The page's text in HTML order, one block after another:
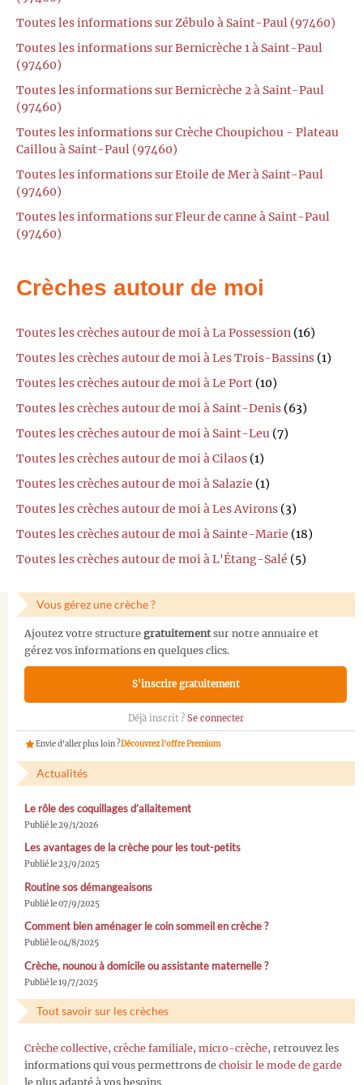
Toutes les informations sur Zébulo à Saint-Paul (97460)
Toutes les informations sur Bernicrèche 1 à Saint-Paul
(97460)
Toutes les informations sur Bernicrèche 2 à Saint-Paul
(97460)
Toutes les informations sur Crèche Choupichou - Plateau
Caillou à Saint-Paul (97460)
Toutes les informations sur Etoile de Mer à Saint-Paul
(97460)
Toutes les informations sur Fleur de canne à Saint-Paul
(97460)
Crèches autour de moi
Toutes les crèches autour de moi à La Possession (16)
Toutes les crèches autour de moi à Les Trois-Bassins (1)
Toutes les crèches autour de moi à Le Port (10)
Toutes les crèches autour de moi à Saint-Denis (63)
Toutes les crèches autour de moi à Saint-Leu (7)
Toutes les crèches autour de moi à Cilaos (1)
Toutes les crèches autour de moi à Salazie (1)
Toutes les crèches autour de moi à Les Avirons (3)
Toutes les crèches autour de moi à Sainte-Marie (18)
Toutes les crèches autour de moi à L'Étang-Salé (5)
Vous gérez une crèche ?
Ajoutez votre structure gratuitementsur notre annuaire et
gérez vos informations en quelques clics.
S'inscrire gratuitement
Déjà inscrit ? Se connecter
Envie d'aller plus loin ?Découvrez l'offre Premium
Actualités
Le rôle des coquillages d’allaitement
Publié le 29/1/2026
Les avantages de la crèche pour les tout-petits
Publié le 23/9/2025
Routine sos démangeaisons
Publié le 07/9/2025
Comment bien aménager le coin sommeil en crèche ?
Publié le 04/8/2025
Crèche, nounou à domicile ou assistante maternelle ?
Publié le 19/7/2025
Tout savoir sur les crèches
Crèche collective, crèche familiale, micro-crèche, retrouvez les
informations qui vous permettrons de choisir le mode de garde
le plus adapté à vos besoins